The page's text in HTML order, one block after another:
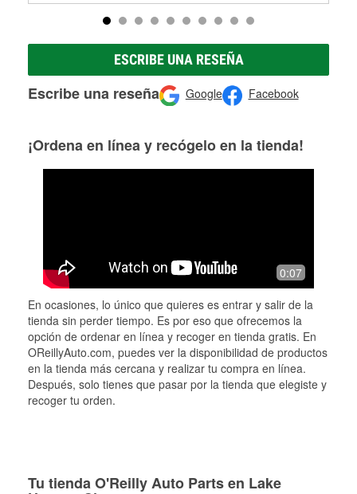
ESCRIBE UNA RESEÑA
Escribe una reseña Google Facebook
¡Ordena en línea y recógelo en la tienda!
0:07
En ocasiones, lo único que quieres es entrar y salir de la
tienda sin perder tiempo. Es por eso que ofrecemos la
opción de ordenar en línea y recoger en tienda gratis. En
OReillyAuto.com, puedes ver la disponibilidad de productos
en la tienda más cercana y realizar tu compra en línea.
Después, solo tienes que pasar por la tienda que elegiste y
recoger tu orden.
Tu tienda O'Reilly Auto Parts en Lake